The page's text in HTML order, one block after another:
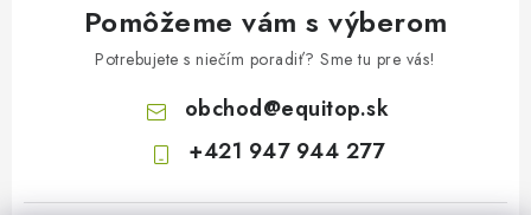
Pomôžeme vám s výberom
Potrebujete s niečím poradiť? Sme tu pre vás!
obchod@equitop.sk
+421 947 944 277